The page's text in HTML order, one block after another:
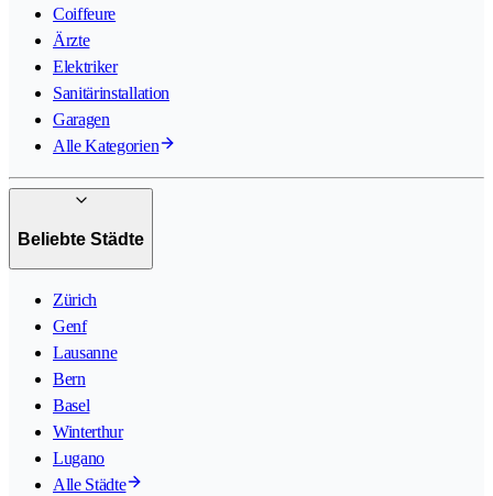
Coiffeure
Ärzte
Elektriker
Sanitärinstallation
Garagen
Alle Kategorien
Beliebte Städte
Zürich
Genf
Lausanne
Bern
Basel
Winterthur
Lugano
Alle Städte